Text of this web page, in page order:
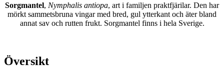
Sorgmantel, Nymphalis antiopa, art i familjen praktfjärilar. Den har
mörkt sammetsbruna vingar med bred, gul ytterkant och äter bland
annat sav och rutten frukt. Sorgmantel finns i hela Sverige.
Översikt